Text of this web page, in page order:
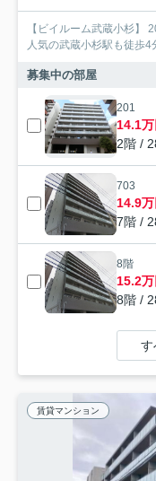
【ビイルーム武蔵小杉
人気の武蔵小杉駅も徒歩4
募集中の部屋
201
14.1万
2階 /
703
14.9万
7階 /
8階
15.2万
8階 /
す
賃貸マンション